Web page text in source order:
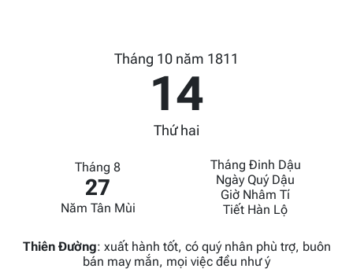
Tháng 10 năm 1811
14
Thứ hai
Tháng 8
27
Năm Tân Mùi
Tháng Đinh Dậu
Ngày Quý Dậu
Giờ Nhâm Tí
Tiết Hàn Lộ
Thiên Đường: xuất hành tốt, có quý nhân phù trợ, buôn
bán may mắn, mọi việc đều như ý